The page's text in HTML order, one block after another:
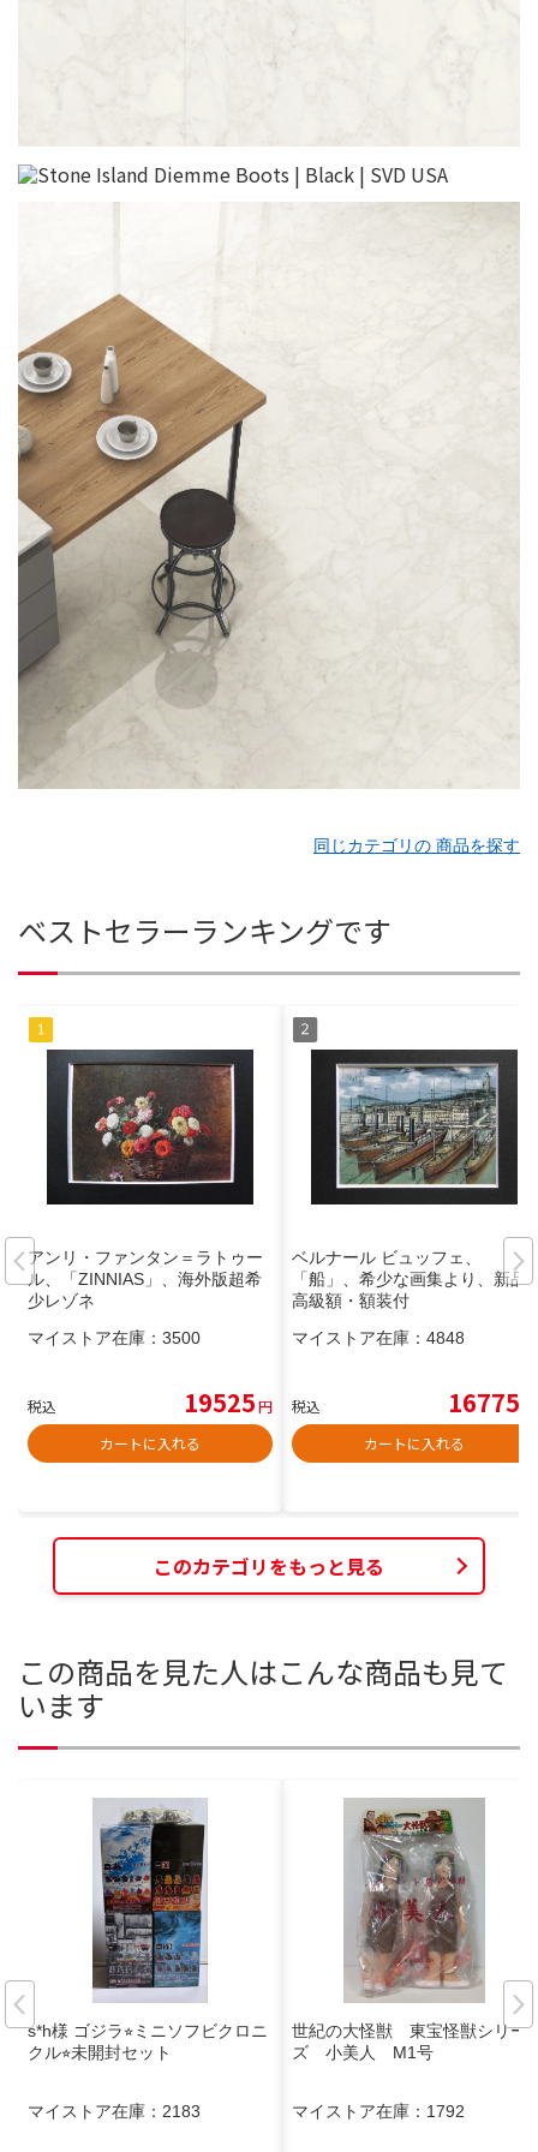
同じカテゴリの 商品を探す
ベストセラーランキングです
アンリ・ファンタン＝ラトゥー
ル、「ZINNIAS」、海外版超希
少レゾネ
マイストア在庫： 3500
税込 19525円
カートに入れる
ベルナール ビュッフェ、
「船」、希少な画集より、新品
高級額・額装付
マイストア在庫： 4848
税込 16775
カートに入れる
このカテゴリをもっと見る
この商品を見た人はこんな商品も見て
います
s*h様 ゴジラ⭐︎ミニソフビクロニ
クル⭐︎未開封セット
マイストア在庫： 2183
世紀の大怪獣 東宝怪獣シリー
ズ 小美人 M1号
マイストア在庫： 1792